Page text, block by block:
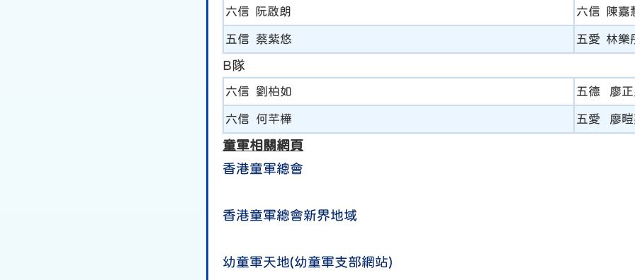
六信 阮啟朗 六信 陳嘉
五信 蔡紫悠 五愛 林樂
B隊
六信 劉柏如 五德 廖正
六信 何芊樺 五愛 廖暟
童軍相關網頁
香港童軍總會
香港童軍總會新界地域
幼童軍天地(幼童軍支部網站)